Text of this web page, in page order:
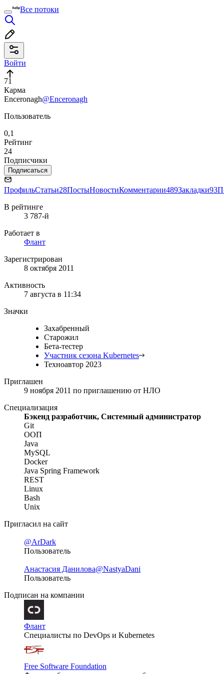
Все потоки
Войти
71
Карма
Enceronagh@Enceronagh
Пользователь
0,1
Рейтинг
24
Подписчики
Подписаться
ПрофильСтатьи28ПостыНовостиКомментарии489Закладки93
В рейтинге
3 787-й
Работает в
Флант
Зарегистрирован
8 октября 2011
Активность
7 августа в 11:34
Значки
Захабренный
Старожил
Бета-тестер
Участник сезона Kubernetes
Техноавтор 2023
Приглашен
9 ноября 2011 по приглашению от НЛО
Специализация
Бэкенд разработчик, Системный администратор
Git
ООП
Java
MySQL
Docker
Java Spring Framework
REST
Linux
Bash
Unix
Пригласил на сайт
@ArDark
Пользователь
Анастасия Данилова@NastyaDani
Пользователь
Подписан на компании
Флант
Специалисты по DevOps и Kubernetes
Free Software Foundation